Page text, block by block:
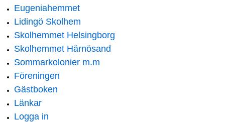
Eugeniahemmet
Lidingö Skolhem
Skolhemmet Helsingborg
Skolhemmet Härnösand
Sommarkolonier m.m
Föreningen
Gästboken
Länkar
Logga in